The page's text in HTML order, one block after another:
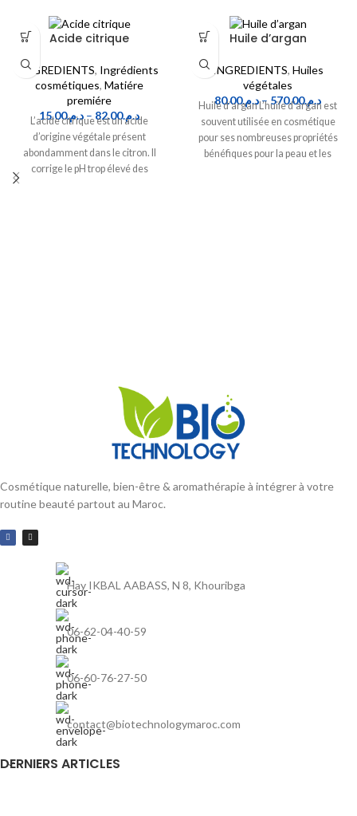
Acide citrique
INGREDIENTS, Ingrédients
cosmétiques, Matiére
premiére
د.م.15.00 – د.م.82.00
L’acide citrique est un acide
d’origine végétale présent
abondamment dans le citron. Il
corrige le pH trop élevé des
préparations cosmétiques et sert
Huile d’argan
INGREDIENTS, Huiles
végétales
د.م.80.00 – د.م.570.00
Huile d’argan L’huile d’argan est
souvent utilisée en cosmétique
pour ses nombreuses propriétés
bénéfiques pour la peau et les
Cosmétique naturelle, bien-être & aromathérapie à intégrer à votre
routine beauté partout au Maroc.
Hay IKBAL AABASS, N 8, Khouribga
06-62-04-40-59
06-60-76-27-50
contact@biotechnologymaroc.com
DERNIERS ARTICLES